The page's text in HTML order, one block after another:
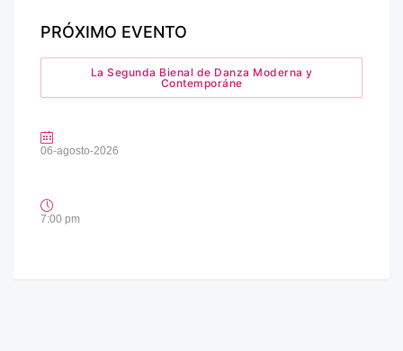
PRÓXIMO EVENTO
La Segunda Bienal de Danza Moderna y
Contemporáne
06-agosto-2026
7:00 pm